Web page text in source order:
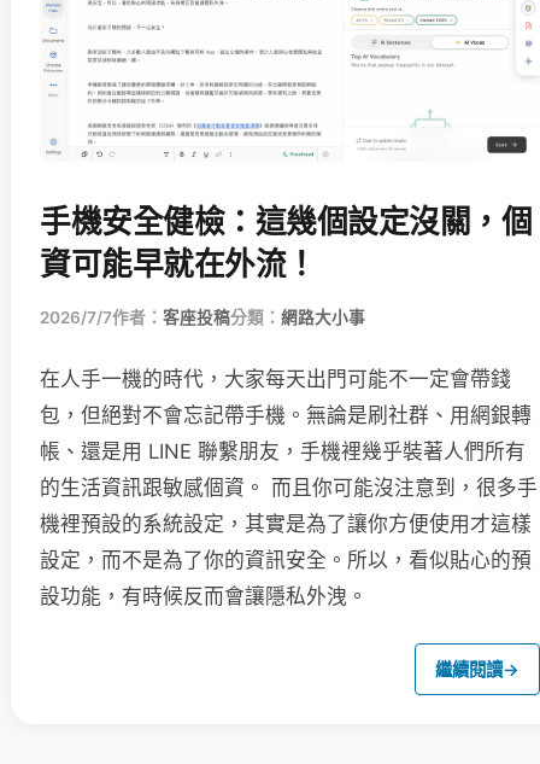
手機安全健檢：這幾個設定沒關，個
資可能早就在外流！
2026/7/7作者： 客座投稿分類： 網路大小事
在人手一機的時代，大家每天出門可能不一定會帶錢
包，但絕對不會忘記帶手機。無論是刷社群、用網銀轉
帳、還是用 LINE 聯繫朋友，手機裡幾乎裝著人們所有
的生活資訊跟敏感個資。 而且你可能沒注意到，很多手
機裡預設的系統設定，其實是為了讓你方便使用才這樣
設定，而不是為了你的資訊安全。所以，看似貼心的預
設功能，有時候反而會讓隱私外洩。
繼續閱讀→